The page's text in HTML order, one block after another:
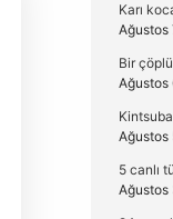
Karı
Ağustos
Bir
Ağustos
Ağustos
5 canlı
Ağustos